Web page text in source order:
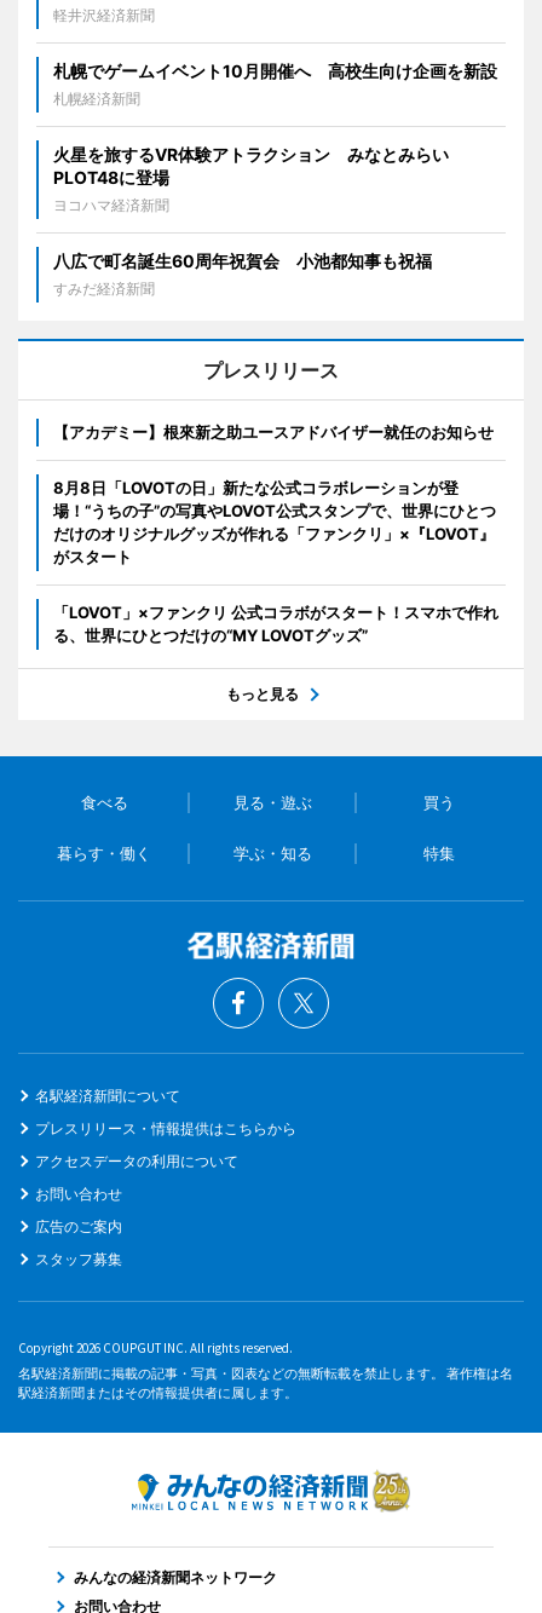
軽井沢経済新聞
札幌でゲームイベント10月開催へ 高校生向け企画を新設
札幌経済新聞
火星を旅するVR体験アトラクション みなとみらい
PLOT48に登場
ヨコハマ経済新聞
八広で町名誕生60周年祝賀会 小池都知事も祝福
すみだ経済新聞
プレスリリース
【アカデミー】根來新之助ユースアドバイザー就任のお知らせ
8月8日「LOVOTの日」新たな公式コラボレーションが登
場！“うちの子”の写真やLOVOT公式スタンプで、世界にひとつ
だけのオリジナルグッズが作れる「ファンクリ」×『LOVOT』
がスタート
「LOVOT」×ファンクリ 公式コラボがスタート！スマホで作れ
る、世界にひとつだけの“MY LOVOTグッズ”
もっと見る
食べる 見る・遊ぶ 買う
暮らす・働く 学ぶ・知る 特集
名駅経済新聞について
プレスリリース・情報提供はこちらから
アクセスデータの利用について
お問い合わせ
広告のご案内
スタッフ募集
Copyright 2026 COUPGUT INC. All rights reserved.
名駅経済新聞に掲載の記事・写真・図表などの無断転載を禁止します。 著作権は名
駅経済新聞またはその情報提供者に属します。
みんなの経済新聞ネットワーク
お問い合わせ